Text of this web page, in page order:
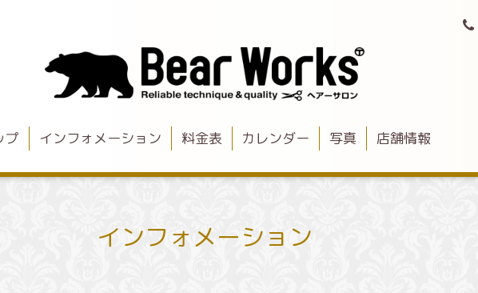
プ インフォメーション 料金表 カレンダー 写真 店舗情報
インフォメーション